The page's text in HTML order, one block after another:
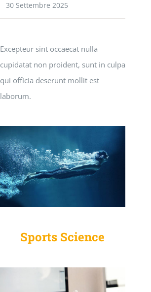
30 Settembre 2025
Excepteur sint occaecat nulla
cupidatat non proident, sunt in culpa
qui officia deserunt mollit est
laborum.
Sports Science